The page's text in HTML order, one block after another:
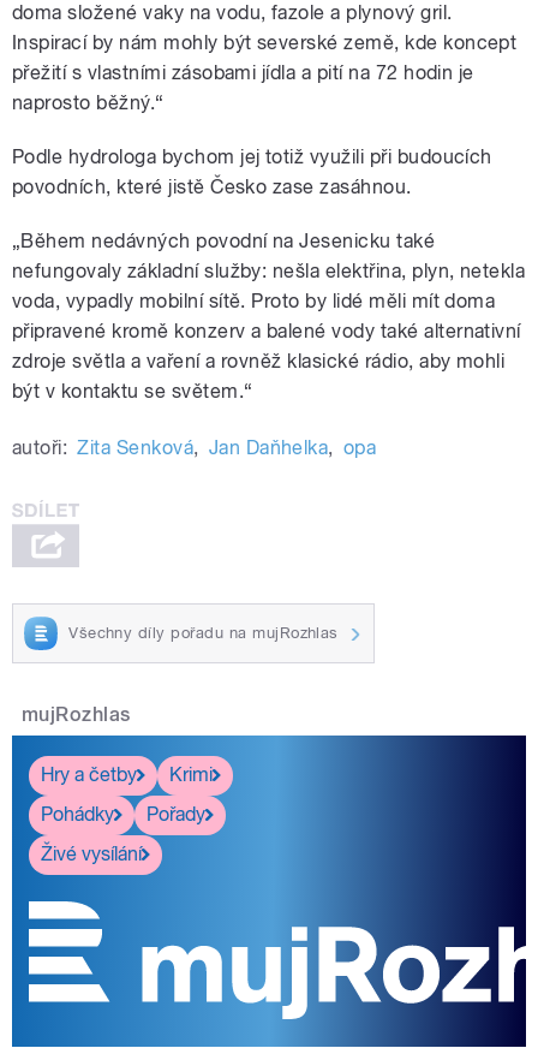
doma složené vaky na vodu, fazole a plynový gril.
Inspirací by nám mohly být severské země, kde koncept
přežití s vlastními zásobami jídla a pití na 72 hodin je
naprosto běžný.“
Podle hydrologa bychom jej totiž využili při budoucích
povodních, které jistě Česko zase zasáhnou.
„Během nedávných povodní na Jesenicku také
nefungovaly základní služby: nešla elektřina, plyn, netekla
voda, vypadly mobilní sítě. Proto by lidé měli mít doma
připravené kromě konzerv a balené vody také alternativní
zdroje světla a vaření a rovněž klasické rádio, aby mohli
být v kontaktu se světem.“
autoři: Zita Senková, Jan Daňhelka, opa
Všechny díly pořadu na mujRozhlas
mujRozhlas
Hry a četby
Krimi
Pohádky
Pořady
Živé vysílání